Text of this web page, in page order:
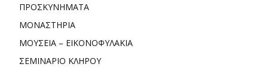
ΠΡΟΣΚΥΝΗΜΑΤΑ
ΜΟΝΑΣΤΗΡΙΑ
ΜΟΥΣΕΙΑ – ΕΙΚΟΝΟΦΥΛΑΚΙΑ
ΣΕΜΙΝΑΡΙΟ ΚΛΗΡΟΥ